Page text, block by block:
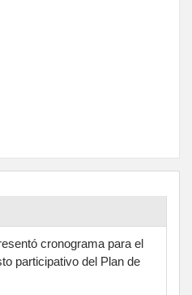
cronograma para el
participativo del Plan de